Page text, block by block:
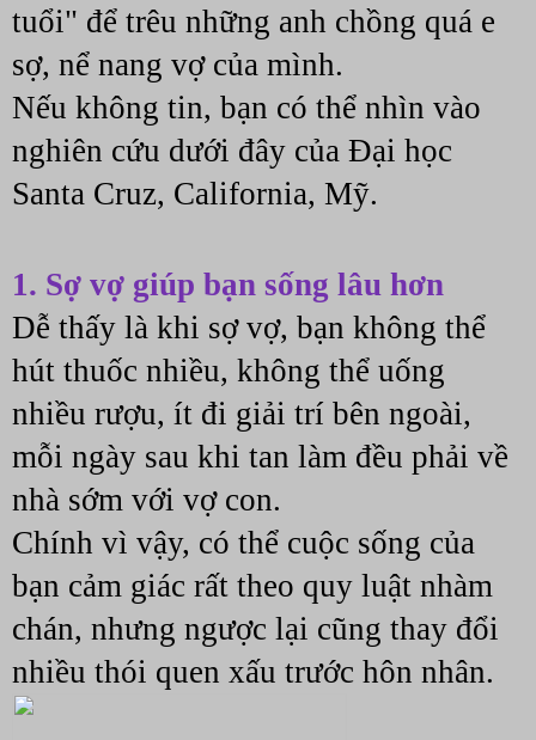
tuổi" để trêu những anh chồng quá e
sợ, nể nang vợ của mình.
Nếu không tin, bạn có thể nhìn vào
nghiên cứu dưới đây của Đại học
Santa Cruz, California, Mỹ.
1. Sợ vợ giúp bạn sống lâu hơn
Dễ thấy là khi sợ vợ, bạn không thể
hút thuốc nhiều, không thể uống
nhiều rượu, ít đi giải trí bên ngoài,
mỗi ngày sau khi tan làm đều phải về
nhà sớm với vợ con.
Chính vì vậy, có thể cuộc sống của
bạn cảm giác rất theo quy luật nhàm
chán, nhưng ngược lại cũng thay đổi
nhiều thói quen xấu trước hôn nhân.